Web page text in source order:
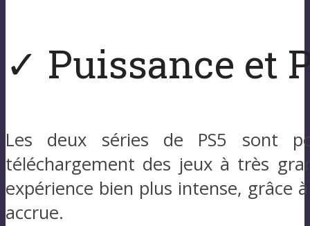
✓ Puissance et
Les deux séries de PS5 sont
téléchargement des jeux à très
expérience bien plus intense, grâce
accrue.